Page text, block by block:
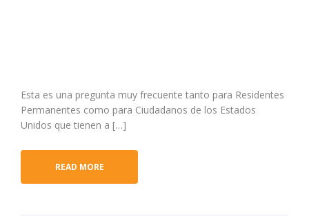
Esta es una pregunta muy frecuente tanto para Residentes
Permanentes como para Ciudadanos de los Estados
Unidos que tienen a […]
READ MORE